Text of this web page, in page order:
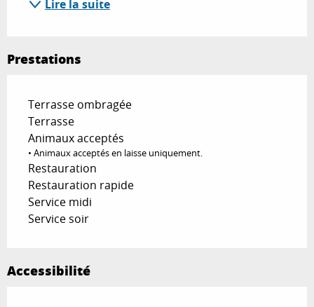
Lire la suite
Prestations
Terrasse ombragée
Terrasse
Animaux acceptés
• Animaux acceptés en laisse uniquement.
Restauration
Restauration rapide
Service midi
Service soir
Accessibilité